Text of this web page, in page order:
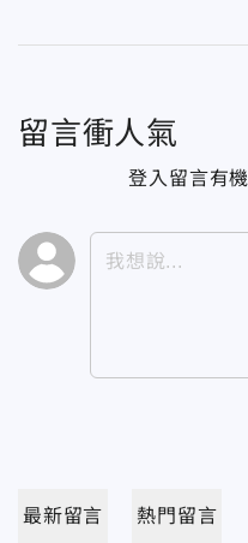
留言衝人氣
登入留言有
最新留言 熱門留言